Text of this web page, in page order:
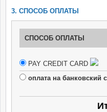
3. СПОСОБ ОПЛАТЫ
СПОСОБ ОПЛАТЫ
PAY CREDIT CARD
оплата на банковский